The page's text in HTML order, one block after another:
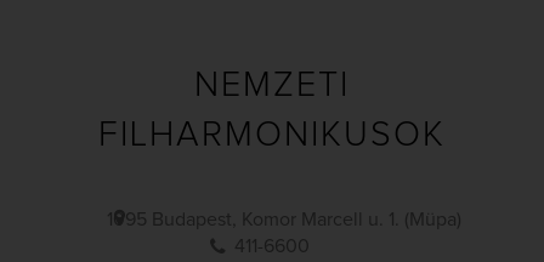
NEMZETI
FILHARMONIKUSOK
1095 Budapest, Komor Marcell u. 1. (Müpa)
411-6600